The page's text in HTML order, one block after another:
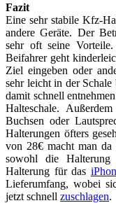
Fazit
Eine sehr stabile Kfz-
andere Geräte. Der
sehr oft seine
Beifahrer geht
Ziel eingeben oder
sehr leicht in der
damit schnell
Halteschale.
Buchsen oder
Halterungen öfters
von 28€ macht man
sowohl die
Halterung für das
Lieferumfang, wobei
jetzt schnell zuschlagen.